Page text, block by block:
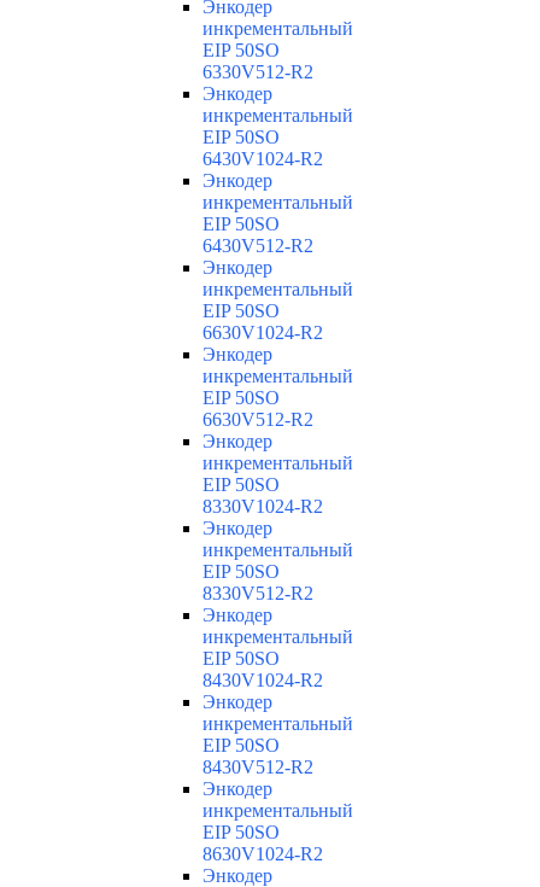
Энкодер
инкрементальный
EIP 50SO
6330V512-R2
Энкодер
инкрементальный
EIP 50SO
6430V1024-R2
Энкодер
инкрементальный
EIP 50SO
6430V512-R2
Энкодер
инкрементальный
EIP 50SO
6630V1024-R2
Энкодер
инкрементальный
EIP 50SO
6630V512-R2
Энкодер
инкрементальный
EIP 50SO
8330V1024-R2
Энкодер
инкрементальный
EIP 50SO
8330V512-R2
Энкодер
инкрементальный
EIP 50SO
8430V1024-R2
Энкодер
инкрементальный
EIP 50SO
8430V512-R2
Энкодер
инкрементальный
EIP 50SO
8630V1024-R2
Энкодер